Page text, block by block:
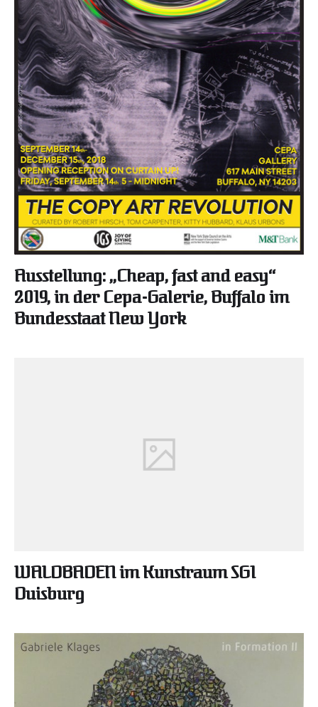
Ausstellung: „Cheap, fast and easy“
2019, in der Cepa-Galerie, Buffalo im
Bundesstaat New York
WALDBADEN im Kunstraum SG1
Duisburg